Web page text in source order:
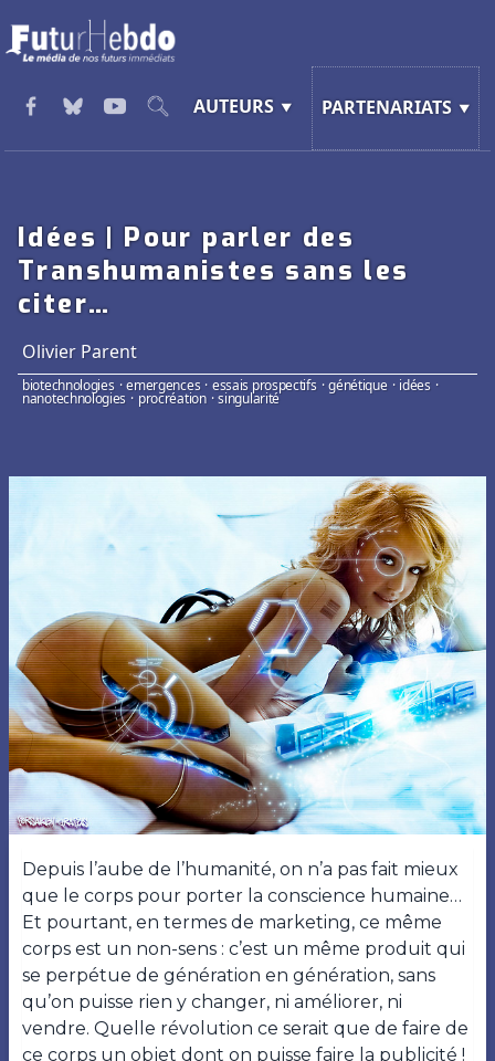
AUTEURS PARTENARIATS
Idées | Pour parler des
Transhumanistes sans les
citer…
Olivier Parent
biotechnologies · emergences · essais prospectifs · génétique · idées ·
nanotechnologies · procréation · singularité
Depuis l’aube de l’humanité, on n’a pas fait mieux
que le corps pour porter la conscience humaine…
Et pourtant, en termes de marketing, ce même
corps est un non-sens : c’est un même produit qui
se perpétue de génération en génération, sans
qu’on puisse rien y changer, ni améliorer, ni
vendre. Quelle révolution ce serait que de faire de
ce corps un objet dont on puisse faire la publicité !